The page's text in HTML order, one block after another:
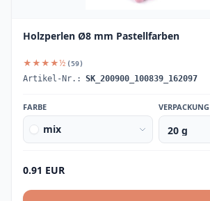
Holzperlen Ø8 mm Pastellfarben
★★★★½ (59)
Artikel-Nr.: SK_200900_100839_162097
FARBE
mix
VERPACKUNG
0.91 EUR